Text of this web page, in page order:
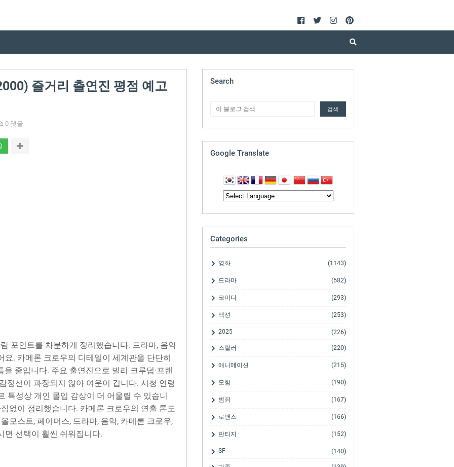
줄거리 출연진 평점 예고
0 댓글
포인트를 차분하게 정리했습니다. 드라마, 음악
요. 카메론 크로우의 디테일이 세계관을 단단히
줄입니다. 주요 출연진으로 빌리 크루덥·프랜
정선이 과장되지 않아 여운이 깁니다. 시청 연령
특성상 개인 몰입 감상이 더 어울릴 수 있습니
없이 정리했습니다. 카메론 크로우의 연출 톤도
모스트, 페이머스, 드라마, 음악, 카메론 크로우,
면 선택이 훨씬 쉬워집니다.
Search
Google Translate
Categories
영화 (1143)
드라마 (582)
코미디 (293)
액션 (253)
2025 (226)
스릴러 (220)
애니메이션 (215)
모험 (190)
범죄 (167)
로맨스 (166)
판타지 (152)
SF (140)